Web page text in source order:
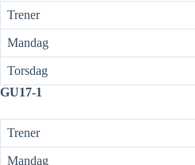
Trener
Mandag
Torsdag
GU17-1
Trener
Mandag